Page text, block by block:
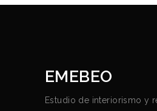
EMEBEO
Estudio de interiorismo y